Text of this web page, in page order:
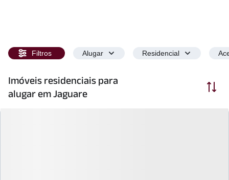
Filtros Alugar Residencial
Imóveis residenciais para
alugar em Jaguare
Ordenar